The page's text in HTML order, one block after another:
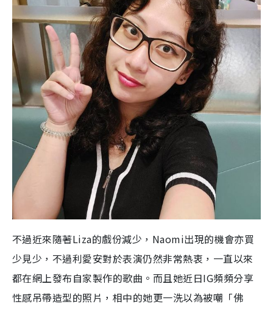
不過近來隨著Liza的戲份減少，Naomi出現的機會亦買
少見少，不過利愛安對於表演仍然非常熱衷，一直以來
都在網上發布自家製作的歌曲。而且她近日IG頻頻分享
性感吊帶造型的照片，相中的她更一洗以為被嘲「佛